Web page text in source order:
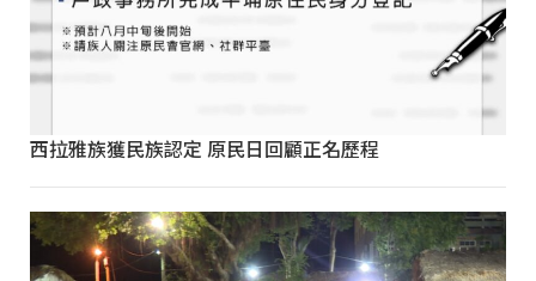
西拉雅族獲民族認定 原民日回顧正名歷程